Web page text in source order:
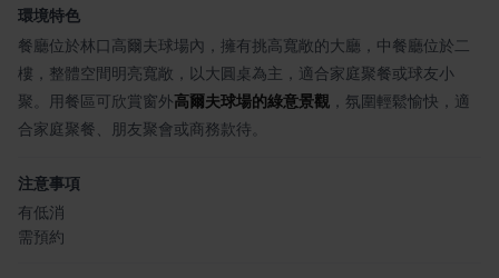
環境特色
餐廳位於林口高爾夫球場內，擁有挑高寬敞的大廳，中餐廳位於二
樓，整體空間明亮寬敞，以大圓桌為主，適合家庭聚餐或球友小
聚。用餐區可欣賞窗外高爾夫球場的綠意景觀 ，氛圍輕鬆愉快，適
合家庭聚餐、朋友聚會或商務款待。
注意事項
有低消
需預約